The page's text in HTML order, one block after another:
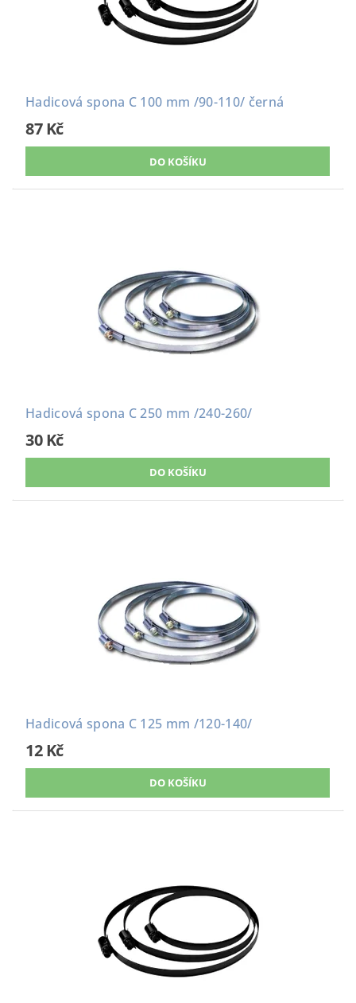
Hadicová spona C 100 mm /90-110/ černá
87 Kč
Hadicová spona C 250 mm /240-260/
30 Kč
Hadicová spona C 125 mm /120-140/
12 Kč